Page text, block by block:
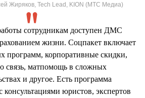
Жиряков, Tech Lead, KION (МТС Медиа)
сотрудникам доступен ДМС
жизни. Соцпакет включает
программ, корпоративные скидки,
связь, матпомощь в сложных
и другое. Есть программа
юристов, экспертов